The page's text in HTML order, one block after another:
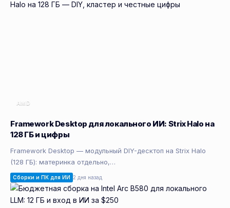
AMD
Framework Desktop для локального ИИ: Strix Halo на
128 ГБ и цифры
Framework Desktop — модульный DIY-десктоп на Strix Halo
(128 ГБ): материнка отдельно,…
Сборки и ПК для ИИ 2 дня назад